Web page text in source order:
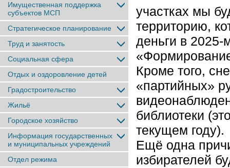
Имущественная поддержка
субъектов МСП
Стратегическое планирование
Труд и занятость
Социальная сфера
Отдых и оздоровление детей
Градостроительство
Жильё
Городское хозяйство
Информация государственных
и муниципальных учреждений
Отдел режима
участках мы
территорию,
деньги в 2025-
Кроме того,
«партийных»
библиотеки
текущем году).
Ещё одна
избирателей